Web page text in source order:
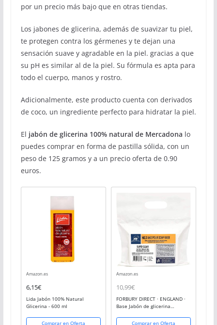
por un precio más bajo que en otras tiendas.
Los jabones de glicerina, además de suavizar tu piel,
te protegen contra los gérmenes y te dejan una
sensación suave y agradable en la piel. gracias a que
su pH es similar al de la piel. Su fórmula es apta para
todo el cuerpo, manos y rostro.
Adicionalmente, este producto cuenta con derivados
de coco, un ingrediente perfecto para hidratar la piel.
El jabón de glicerina 100% natural de Mercadona lo
puedes comprar en forma de pastilla sólida, con un
peso de 125 gramos y a un precio oferta de 0.90
euros.
Amazon.es
6,15€
Lida Jabón 100% Natural
Glicerina - 600 ml
Comprar en Oferta
Amazon.es
10,99€
FORBURY DIRECT · ENGLAND ·
Base Jabón de glicerina
Comprar en Oferta